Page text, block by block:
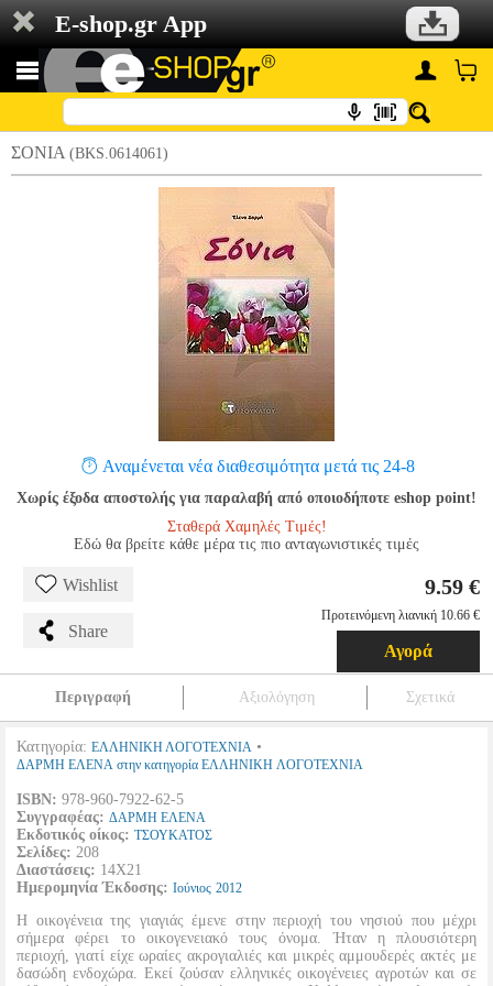
E-shop.gr App
ΣΟΝΙΑ (BKS.0614061)
Αναμένεται νέα διαθεσιμότητα μετά τις 24-8
Χωρίς έξοδα αποστολής για παραλαβή από οποιοδήποτε eshop point!
Σταθερά Χαμηλές Τιμές!
Εδώ θα βρείτε κάθε μέρα τις πιο ανταγωνιστικές τιμές
Wishlist
Share
9.59 €
Προτεινόμενη λιανική 10.66 €
Αγορά
Περιγραφή Αξιολόγηση Σχετικά
Κατηγορία: ΕΛΛΗΝΙΚΗ ΛΟΓΟΤΕΧΝΙΑ •
ΔΑΡΜΗ ΕΛΕΝΑ στην κατηγορία ΕΛΛΗΝΙΚΗ ΛΟΓΟΤΕΧΝΙΑ
ISBN: 978-960-7922-62-5
Συγγραφέας: ΔΑΡΜΗ ΕΛΕΝΑ
Εκδοτικός οίκος: ΤΣΟΥΚΑΤΟΣ
Σελίδες: 208
Διαστάσεις: 14Χ21
Ημερομηνία Έκδοσης: Ιούνιος 2012
H οικογένεια της γιαγιάς έμενε στην περιοχή του νησιού που μέχρι
σήμερα φέρει το οικογενειακό τους όνομα. Ήταν η πλουσιότερη
περιοχή, γιατί είχε ωραίες ακρογιαλιές και μικρές αμμουδερές ακτές με
δασώδη ενδοχώρα. Eκεί ζούσαν ελληνικές οικογένειες αγροτών και σε